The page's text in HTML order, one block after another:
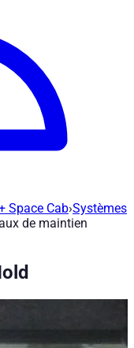
d'affaires -
|
Space Cab›Systèmes
de maintien